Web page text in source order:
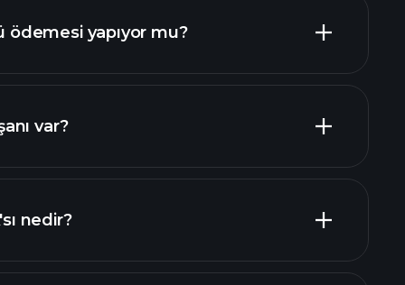
yapıyor mu?
hisseler
var?
en büyük işverenler
nedir?